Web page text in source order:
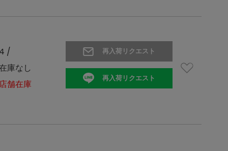
/
庫なし
舗在庫
再入荷リクエスト
再入荷リクエスト